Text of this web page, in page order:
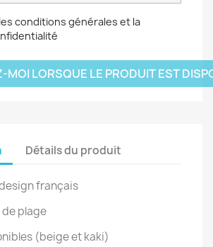
conditions générales et la
MOI LORSQUE LE PRODUIT EST
Détails du produit
français
de plage
(beige et kaki)